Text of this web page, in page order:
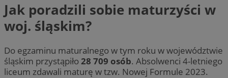
Jak poradzili sobie maturzyści w
woj. śląskim?
Do egzaminu maturalnego w tym roku w województwie
śląskim przystąpiło28 709 osób. Absolwenci 4-letniego
liceum zdawali maturę w tzw. Nowej Formule 2023.